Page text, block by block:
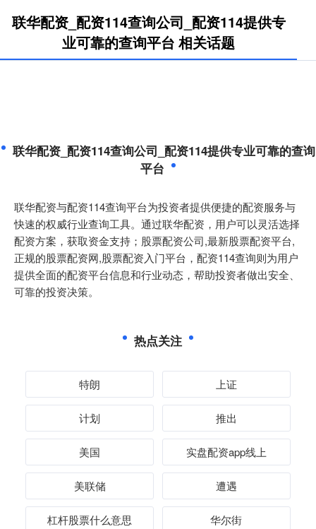
联华配资_配资114查询公司_配资114提供专
业可靠的查询平台 相关话题
联华配资_配资114查询公司_配资114提供专业可靠的查询
平台
联华配资与配资114查询平台为投资者提供便捷的配资服务与
快速的权威行业查询工具。通过联华配资，用户可以灵活选择
配资方案，获取资金支持；股票配资公司,最新股票配资平台,
正规的股票配资网,股票配资入门平台，配资114查询则为用户
提供全面的配资平台信息和行业动态，帮助投资者做出安全、
可靠的投资决策。
热点关注
特朗 上证
计划 推出
美国 实盘配资app线上
美联储 遭遇
杠杆股票什么意思 华尔街